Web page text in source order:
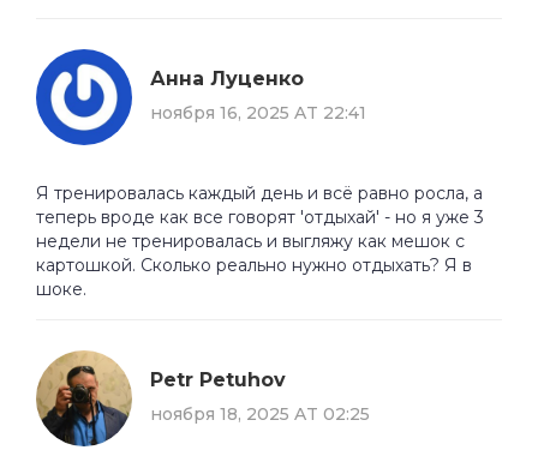
Анна Луценко
ноября 16, 2025 AT 22:41
Я тренировалась каждый день и всё равно росла, а
теперь вроде как все говорят 'отдыхай' - но я уже 3
недели не тренировалась и выгляжу как мешок с
картошкой. Сколько реально нужно отдыхать? Я в
шоке.
Petr Petuhov
ноября 18, 2025 AT 02:25